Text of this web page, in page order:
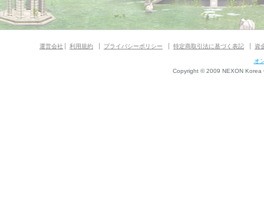
運営会社 利用規約 プライバシーポリシー 特定商取引法に基づく表記 資
オ
Copyright © 2009 NEXON Korea